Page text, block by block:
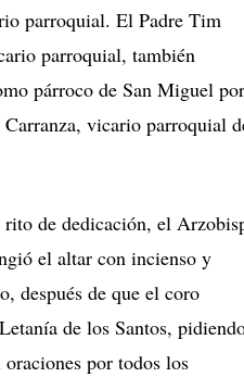
parroquial. El Padre Tim
parroquial, también
párroco de San Miguel por
vicario parroquial
de dedicación, el
el altar con incienso y
después de que el coro
de los Santos,
oraciones por todos los